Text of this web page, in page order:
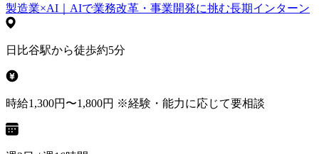
製造業×AI｜AIで業務改革・事業開発に挑む長期インターン
日比谷駅から徒歩約5分
時給1,300円〜1,800円 ※経験・能力に応じて要相談